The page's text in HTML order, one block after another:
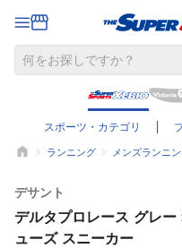
スポーツ・カテゴリ
ランニング メンズランニ
デサント
デルタプロレース グレ
ューズ スニーカー